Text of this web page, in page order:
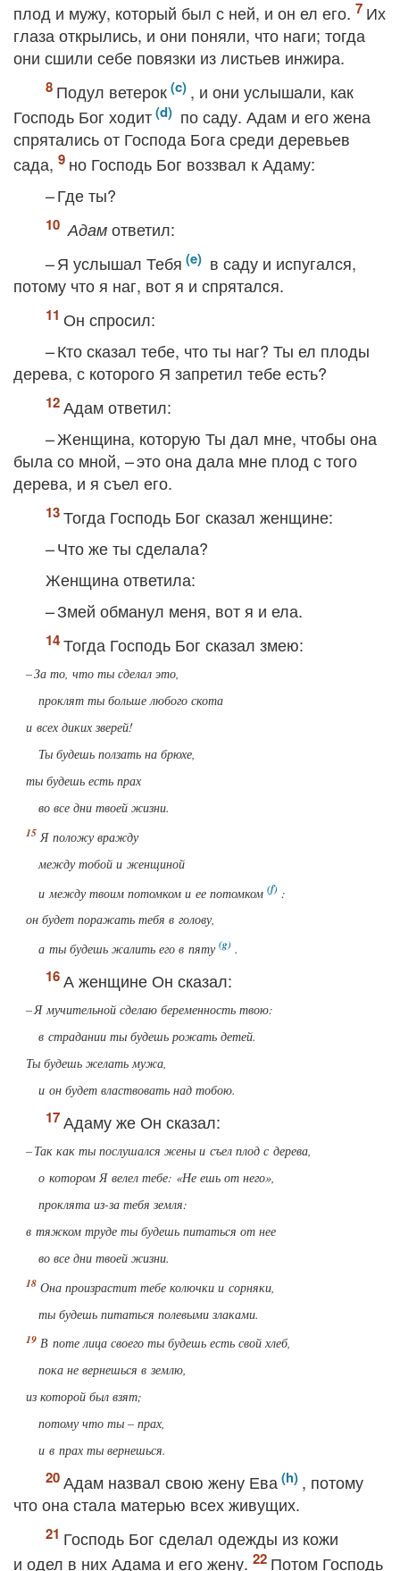
плод и мужу, который был с ней, и он ел его.
Их
глаза открылись, и они поняли, что наги; тогда
они сшили себе повязки из листьев инжира.
Подул ветерок
, и они услышали, как
Господь Бог ходит
по саду. Адам и его жена
спрятались от Господа Бога среди деревьев
сада,
но Господь Бог воззвал к Адаму:
– Где ты?
Адам ответил:
– Я услышал Тебя
в саду и испугался,
потому что я наг, вот я и спрятался.
Он спросил:
– Кто сказал тебе, что ты наг? Ты ел плоды
дерева, с которого Я запретил тебе есть?
Адам ответил:
– Женщина, которую Ты дал мне, чтобы она
была со мной, – это она дала мне плод с того
дерева, и я съел его.
Тогда Господь Бог сказал женщине:
– Что же ты сделала?
Женщина ответила:
– Змей обманул меня, вот я и ела.
Тогда Господь Бог сказал змею:
– За то, что ты сделал это,
проклят ты больше любого скота
и всех диких зверей!
Ты будешь ползать на брюхе,
ты будешь есть прах
во все дни твоей жизни.
Я положу вражду
между тобой и женщиной
и между твоим потомком и ее потомком
:
он будет поражать тебя в голову,
а ты будешь жалить его в пяту
.
А женщине Он сказал:
– Я мучительной сделаю беременность твою:
в страдании ты будешь рожать детей.
Ты будешь желать мужа,
и он будет властвовать над тобою.
Адаму же Он сказал:
– Так как ты послушался жены и съел плод с дерева,
о котором Я велел тебе: «Не ешь от него»,
проклята из-за тебя земля:
в тяжком труде ты будешь питаться от нее
во все дни твоей жизни.
Она произрастит тебе колючки и сорняки,
ты будешь питаться полевыми злаками.
В поте лица своего ты будешь есть свой хлеб,
пока не вернешься в землю,
из которой был взят;
потому что ты – прах,
и в прах ты вернешься.
Адам назвал свою жену Ева
, потому
что она стала матерью всех живущих.
Господь Бог сделал одежды из кожи
и одел в них Адама и его жену.
Потом Господь